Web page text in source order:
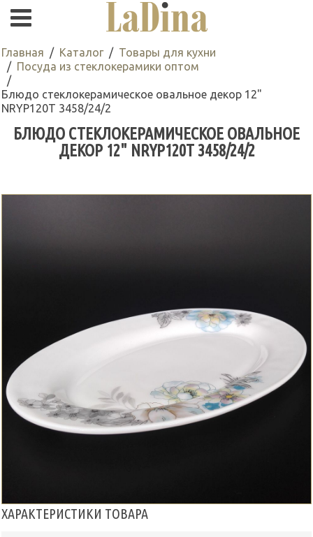
Главная Каталог
Товары для кухни
Посуда из стеклокерамики оптом
Блюдо стеклокерамическое овальное декор 12"
NRYP120T 3458/24/2
БЛЮДО СТЕКЛОКЕРАМИЧЕСКОЕ ОВАЛЬНОЕ
ДЕКОР 12" NRYP120T 3458/24/2
ХАРАКТЕРИСТИКИ ТОВАРА